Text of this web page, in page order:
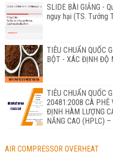
SLIDE BÀI GIẢNG -
nguy hại (TS. Tưởng
TIÊU CHUẨN QUỐC
BỘT - XÁC ĐỊNH ĐỘ
TIÊU CHUẨN QUỐC
20481:2008 CÀ PHÊ
ĐỊNH HÀM LƯỢNG
NĂNG CAO (HPLC)
AIR COMPRESSOR OVERHEAT